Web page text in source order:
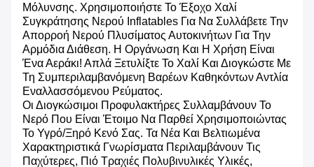
Μόλυνσης. Χρησιμοποιήστε Το Έξοχο Χαλί
Συγκράτησης Νερού Inflatables Για Να Συλλάβετε Την
Απορροή Νερού Πλυσίματος Αυτοκινήτων Για Την
Αρμόδια Διάθεση. Η Οργάνωση Και Η Χρήση Είναι
Ένα Αεράκι! Απλά Ξετυλίξτε Το Χαλί Και Διογκώστε Με
Τη Συμπεριλαμβανόμενη Βαρέων Καθηκόντων Αντλία
Εναλλασσόμενου Ρεύματος.
Οι Διογκώσιμοι Προφυλακτήρες Συλλαμβάνουν Το
Νερό Που Είναι Έτοιμο Να Παρθεί Χρησιμοποιώντας
Το Υγρό/ξηρό Κενό Σας. Τα Νέα Και Βελτιωμένα
Χαρακτηριστικά Γνωρίσματα Περιλαμβάνουν Τις
Παχύτερες, Πιό Τραχιές Πολυβινυλικές Υλικές,